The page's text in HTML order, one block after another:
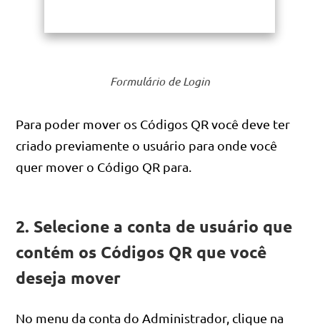
Formulário de Login
Para poder mover os Códigos QR você deve ter
criado previamente o usuário para onde você
quer mover o Código QR para.
2. Selecione a conta de usuário que
contém os Códigos QR que você
deseja mover
No menu da conta do Administrador, clique na